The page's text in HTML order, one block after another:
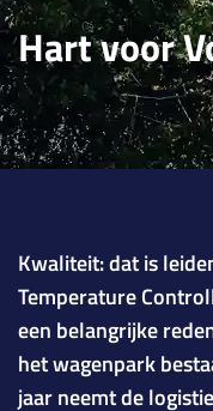
Hart voor
Kwaliteit: dat is
Temperature
een belangrijke
het wagenpark
jaar neemt de